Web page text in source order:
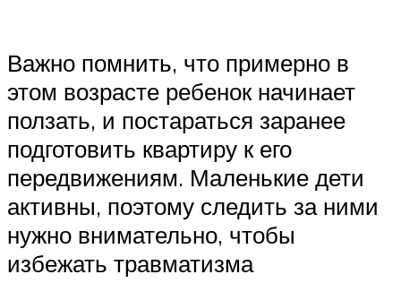
Важно помнить, что примерно в
этом возрасте ребенок начинает
ползать, и постараться заранее
подготовить квартиру к его
передвижениям. Маленькие дети
активны, поэтому следить за ними
нужно внимательно, чтобы
избежать травматизма